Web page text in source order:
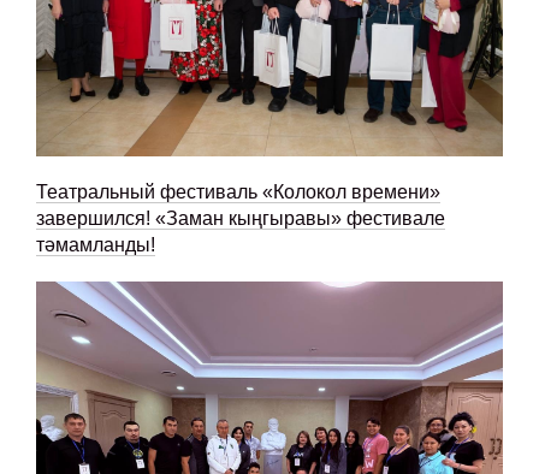
Театральный фестиваль «Колокол времени»
завершился! «Заман кыңгыравы» фестивале
тәмамланды!